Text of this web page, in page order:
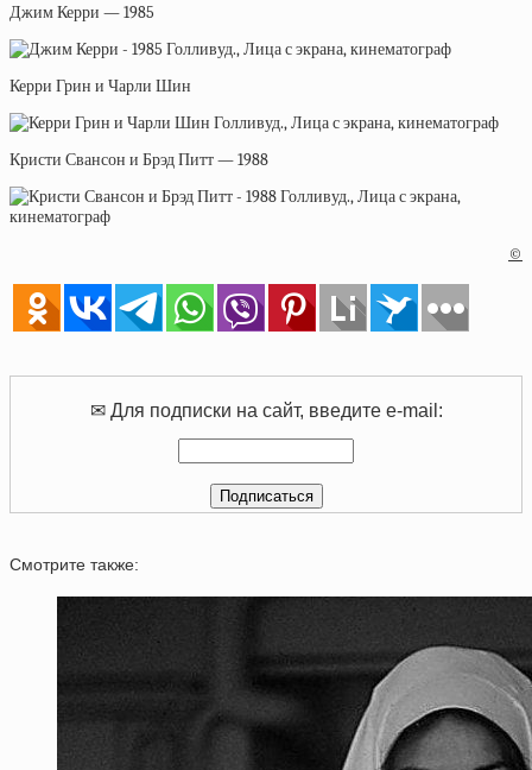
Джим Керри — 1985
Керри Грин и Чарли Шин
Кристи Свансон и Брэд Питт — 1988
©
✉ Для подписки на сайт, введите e-mail:
Смотрите также: